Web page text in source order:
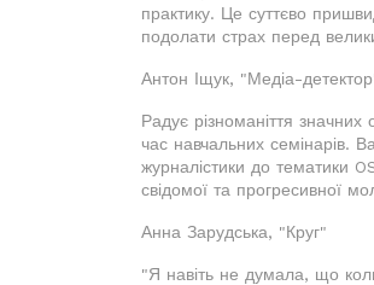
практику. Це суттєво
подолати страх перед
Антон Іщук, "Медіа-
Радує різноманіття
час навчальних семінарів.
журналістики до тематики
свідомої та прогресивної
Анна Зарудська, "Круг"
"Я навіть не думала, що